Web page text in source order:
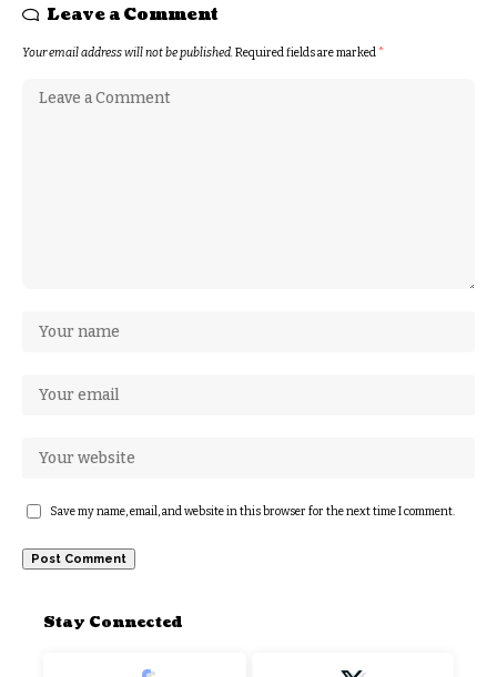
Leave a Comment
Your email address will not be published.Required fields are marked*
Save my name, email, and website in this browser for the next time I comment.
Stay Connected